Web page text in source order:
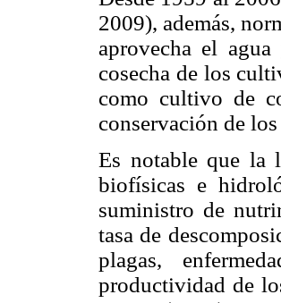
2009), además,
aprovecha el
cosecha de los
como cultivo de
conservación de
Es notable que la
biofísicas e
suministro de
tasa de
plagas,
productividad de